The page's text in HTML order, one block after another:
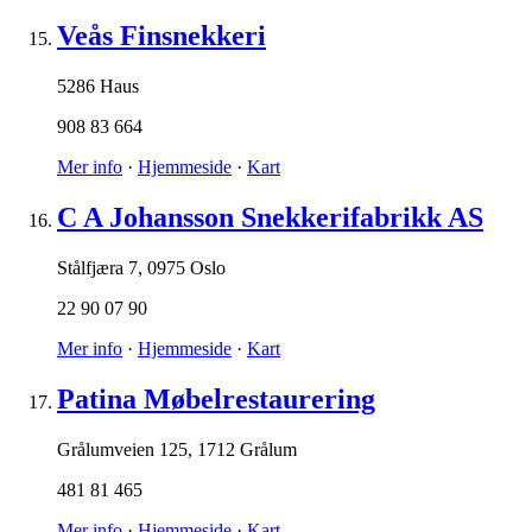
Veås Finsnekkeri
5286 Haus
908 83 664
Mer info · Hjemmeside · Kart
C A Johansson Snekkerifabrikk AS
Stålfjæra 7, 0975 Oslo
22 90 07 90
Mer info · Hjemmeside · Kart
Patina Møbelrestaurering
Grålumveien 125, 1712 Grålum
481 81 465